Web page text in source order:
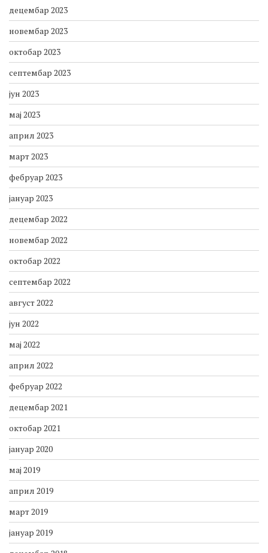
децембар 2023
новембар 2023
октобар 2023
септембар 2023
јун 2023
мај 2023
април 2023
март 2023
фебруар 2023
јануар 2023
децембар 2022
новембар 2022
октобар 2022
септембар 2022
август 2022
јун 2022
мај 2022
април 2022
фебруар 2022
децембар 2021
октобар 2021
јануар 2020
мај 2019
април 2019
март 2019
јануар 2019